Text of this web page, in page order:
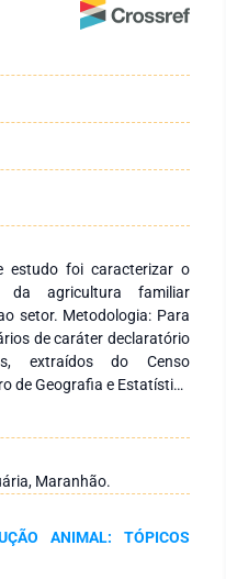
estudo foi caracterizar o
da agricultura familiar
setor. Metodologia: Para
de caráter declaratório
extraídos do Censo
de Geografia e Estatística
2017 e fevereiro de 2018.
bubalinos, caprinos,
Verificou-se que 85,14%
são pertencentes à
propriedades produtoras
representa apenas
Já no que se refere a
Maranhão.
ANIMAL: TÓPICOS